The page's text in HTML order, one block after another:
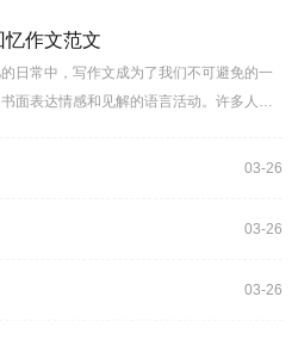
忆作文范文
日常中，写作文成为了我们不可避免的一
面表达情感和见解的语言活动。许多人对
03-26
03-26
03-26